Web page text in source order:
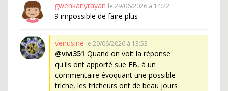
gwenkanyrayan le 29/06/2026 à 14:22
9 impossible de faire plus
venusine le 29/06/2026 à 13:53
@vivi351 Quand on voit la réponse
qu'ils ont apporté sue FB, à un
commentaire évoquant une possible
triche, les tricheurs ont de beau jours